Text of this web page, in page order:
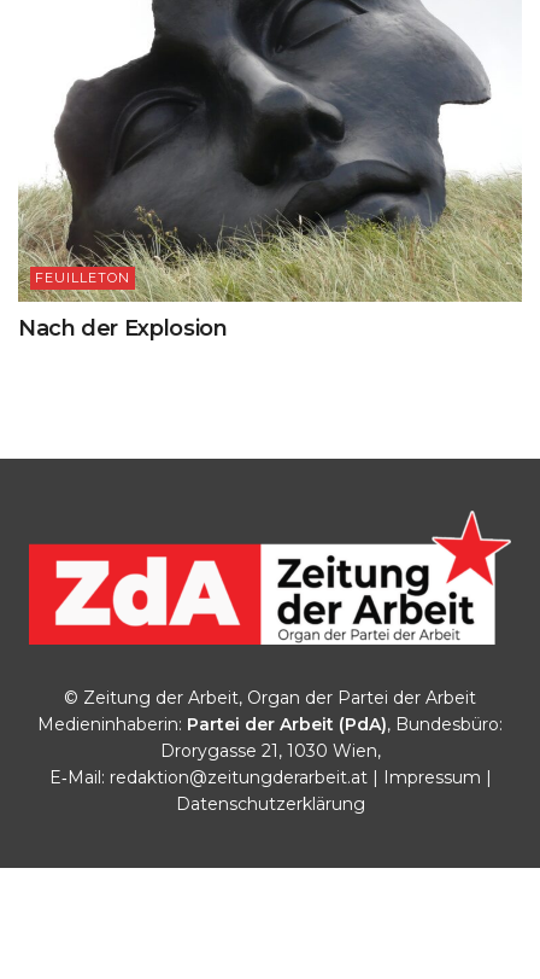
FEUILLETON
Nach der Explosion
© Zeitung der Arbeit, Organ der Partei der Arbeit
Medieninhaberin: Partei der Arbeit (PdA), Bundesbüro:
Drorygasse 21, 1030 Wien,
E‑Mail: redaktion@zeitungderarbeit.at| Impressum
Datenschutzerklärung